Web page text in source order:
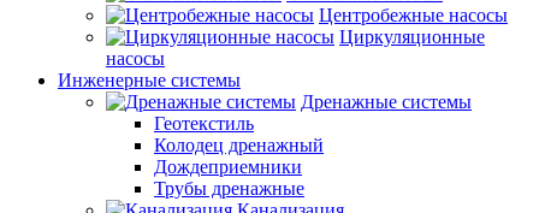
Центробежные насосы
Циркуляционные
насосы
Инженерные системы
Дренажные системы
Геотекстиль
Колодец дренажный
Дождеприемники
Трубы дренажные